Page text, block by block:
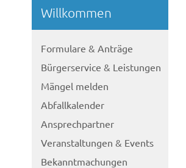
Willkommen
Formulare & Anträge
Bürgerservice & Leistungen
Mängel melden
Abfallkalender
Ansprechpartner
Veranstaltungen & Events
Bekanntmachungen